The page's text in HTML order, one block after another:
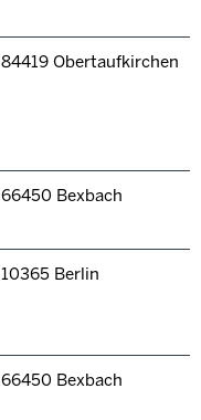
84419 Obertaufkirchen
66450 Bexbach
10365 Berlin
66450 Bexbach